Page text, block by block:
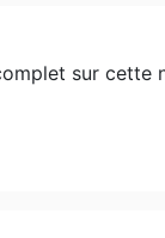
sur cette